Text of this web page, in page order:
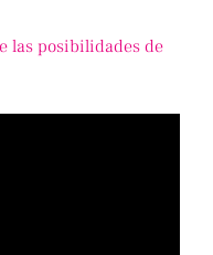
las posibilidades de